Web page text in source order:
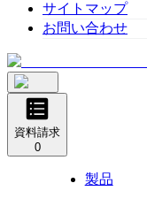
サイトマップ
お問い合わせ
資料請求
0
製品